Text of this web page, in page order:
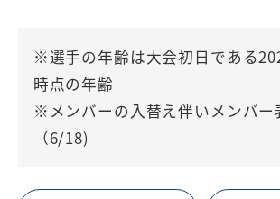
※選手の年齢は大会初日である
時点の年齢
※メンバーの入替え伴いメンバー
（6/18)